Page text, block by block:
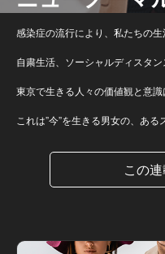
感染症の流行により、私たちの生
自粛生活、ソーシャルディスタン
東京で生きる人々の価値観と意
これは”今”を生きる男女の、ある
この